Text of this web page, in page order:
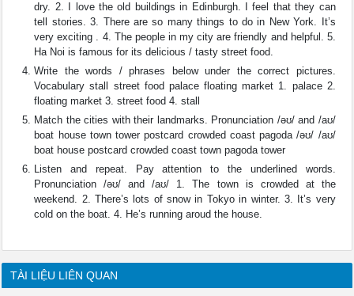
dry. 2. I love the old buildings in Edinburgh. I feel that they can
tell stories. 3. There are so many things to do in New York. It’s
very exciting . 4. The people in my city are friendly and helpful. 5.
Ha Noi is famous for its delicious / tasty street food.
Write the words / phrases below under the correct pictures.
Vocabulary stall street food palace floating market 1. palace 2.
floating market 3. street food 4. stall
Match the cities with their landmarks. Pronunciation /əʊ/ and /aʊ/
boat house town tower postcard crowded coast pagoda /əʊ/ /aʊ/
boat house postcard crowded coast town pagoda tower
Listen and repeat. Pay attention to the underlined words.
Pronunciation /əʊ/ and /aʊ/ 1. The town is crowded at the
weekend. 2. There’s lots of snow in Tokyo in winter. 3. It’s very
cold on the boat. 4. He’s running aroud the house.
TÀI LIỆU LIÊN QUAN